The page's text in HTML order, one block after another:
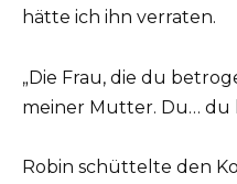
hätte ich ihn verraten.
„Die Frau, die du
meiner Mutter. Du… du
Robin schüttelte den